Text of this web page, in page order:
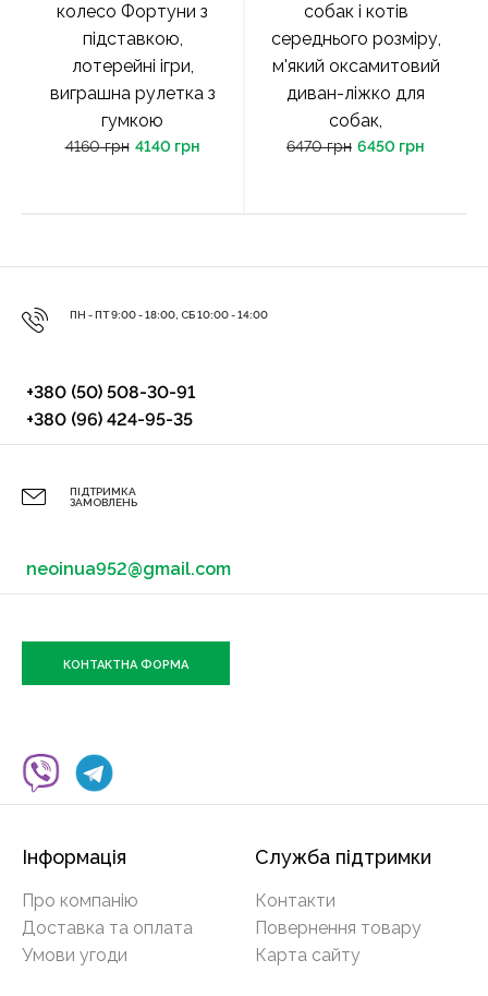
колесо Фортуни з
підставкою,
лотерейні ігри,
виграшна рулетка з
гумкою
4160 грн 4140 грн
собак і котів
середнього розміру,
м'який оксамитовий
диван-ліжко для
собак,
6470 грн 6450 грн
ПН - ПТ 9:00 - 18:00, СБ 10:00 - 14:00
+380 (50) 508-30-91
+380 (96) 424-95-35
ПІДТРИМКА
ЗАМОВЛЕНЬ
neoinua952@gmail.com
КОНТАКТНА ФОРМА
Інформація
Про компанію
Доставка та оплата
Умови угоди
Служба підтримки
Контакти
Повернення товару
Карта сайту